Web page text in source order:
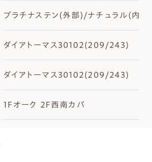
プラチナステン(外部)/ナチュラル(内部
ダイアトーマス30102(209/243)
ダイアトーマス30102(209/243)
1Fオーク 2F西南カバ